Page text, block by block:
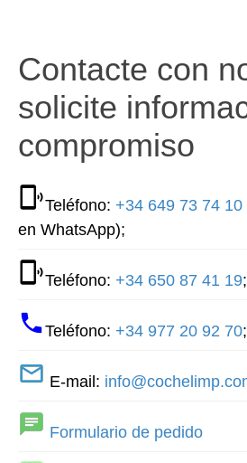
Contacte con
solicite
compromiso
Teléfono: +34 649 73 74 10
en WhatsApp);
Teléfono: +34 650 87 41 19;
Teléfono: +34 977 20 92 70;
E-mail:
Formulario de pedido